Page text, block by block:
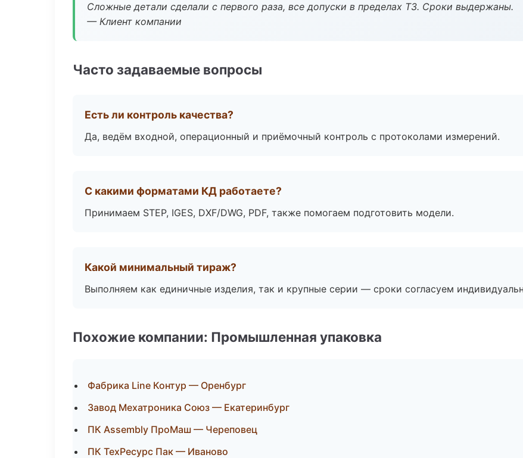
Сложные детали сделали с первого раза, все допуски в пределах ТЗ. Сроки выдержаны.
— Клиент компании
Часто задаваемые вопросы
Есть ли контроль качества?
Да, ведём входной, операционный и приёмочный контроль с протоколами измерений.
С какими форматами КД работаете?
Принимаем STEP, IGES, DXF/DWG, PDF, также помогаем подготовить модели.
Какой минимальный тираж?
Выполняем как единичные изделия, так и крупные серии — сроки согласуем
Похожие компании: Промышленная упаковка
Фабрика Line Контур — Оренбург
Завод Мехатроника Союз — Екатеринбург
ПК Assembly ПроМаш — Череповец
ПК ТехРесурс Пак — Иваново